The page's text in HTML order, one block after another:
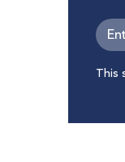
This